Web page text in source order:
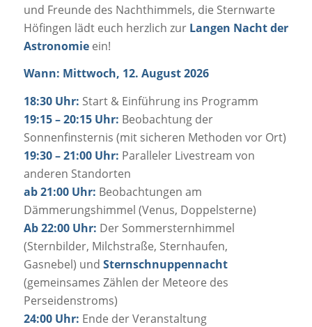
und Freunde des Nachthimmels, die Sternwarte
Höfingen lädt euch herzlich zur Langen Nacht der
Astronomieein!
Wann: Mittwoch, 12. August 2026
18:30 Uhr: Start & Einführung ins Programm
19:15 – 20:15 Uhr: Beobachtung der
Sonnenfinsternis (mit sicheren Methoden vor Ort)
19:30 – 21:00 Uhr: Paralleler Livestream von
anderen Standorten
ab 21:00 Uhr: Beobachtungen am
Dämmerungshimmel (Venus, Doppelsterne)
Ab 22:00 Uhr: Der Sommersternhimmel
(Sternbilder, Milchstraße, Sternhaufen,
Gasnebel) und Sternschnuppennacht
(gemeinsames Zählen der Meteore des
Perseidenstroms)
24:00 Uhr: Ende der Veranstaltung